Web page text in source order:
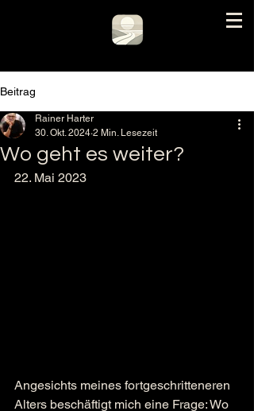
Beitrag
Wo geht es weiter?
Rainer Harter
30. Okt. 2024 2 Min. Lesezeit
22. Mai 2023
Angesichts meines fortgeschritteneren
Alters beschäftigt mich eine Frage: Wo